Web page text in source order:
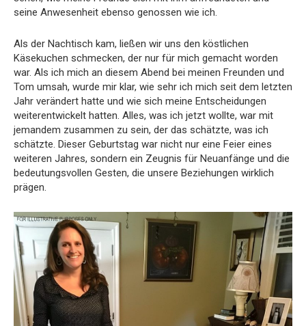
seine Anwesenheit ebenso genossen wie ich.
Als der Nachtisch kam, ließen wir uns den köstlichen
Käsekuchen schmecken, der nur für mich gemacht worden
war. Als ich mich an diesem Abend bei meinen Freunden und
Tom umsah, wurde mir klar, wie sehr ich mich seit dem letzten
Jahr verändert hatte und wie sich meine Entscheidungen
weiterentwickelt hatten. Alles, was ich jetzt wollte, war mit
jemandem zusammen zu sein, der das schätzte, was ich
schätzte. Dieser Geburtstag war nicht nur eine Feier eines
weiteren Jahres, sondern ein Zeugnis für Neuanfänge und die
bedeutungsvollen Gesten, die unsere Beziehungen wirklich
prägen.